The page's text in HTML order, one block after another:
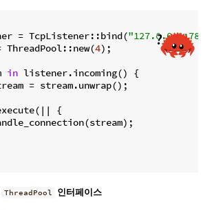
= TcpListener::bind(
ThreadPool::new(4);
in listener.incoming() {
= stream.unwrap();
{
ThreadPool 인터페이스